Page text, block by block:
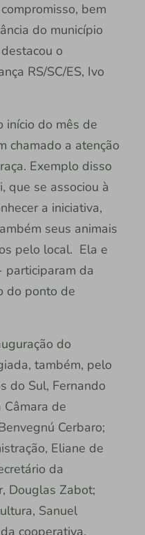
bem
do município
o
RS/SC/ES, Ivo
do mês de
chamado a atenção
Exemplo disso
que se associou à
a iniciativa,
seus animais
pelo local. Ela e
participaram da
do ponto de
do
também, pelo
do Sul, Fernando
de
Cerbaro;
Eliane de
da
Douglas Zabot;
Sanuel
cooperativa,